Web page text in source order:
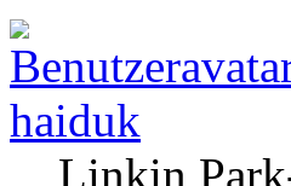
haiduk
Linkin